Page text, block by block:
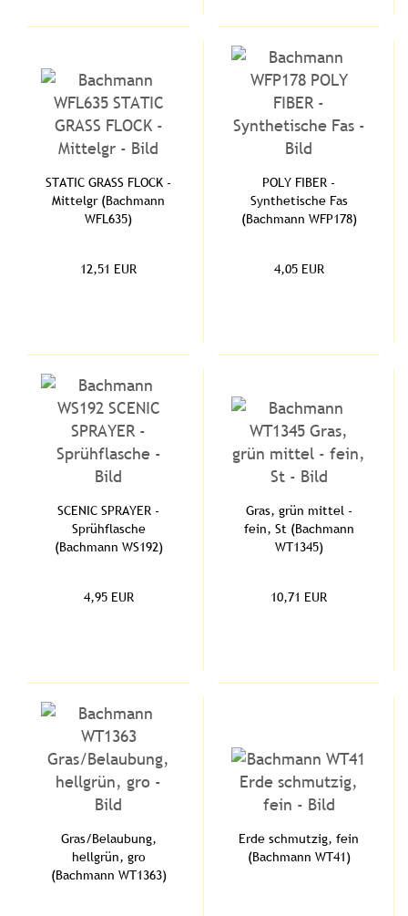
STATIC GRASS FLOCK -
Mittelgr (Bachmann
WFL635)
12,51 EUR
POLY FIBER -
Synthetische Fas
(Bachmann WFP178)
4,05 EUR
SCENIC SPRAYER -
Sprühflasche
(Bachmann WS192)
4,95 EUR
Gras, grün mittel -
fein, St (Bachmann
WT1345)
10,71 EUR
Gras/Belaubung,
hellgrün, gro
(Bachmann WT1363)
Erde schmutzig, fein
(Bachmann WT41)